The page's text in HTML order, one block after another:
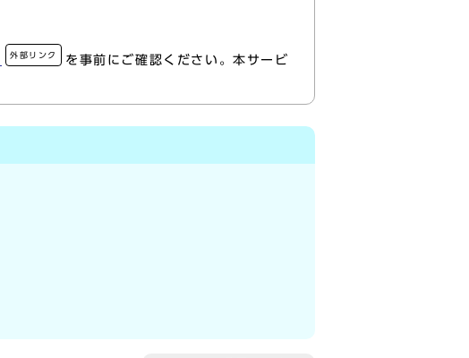
外部リンク
を事前にご確認ください。本サービ